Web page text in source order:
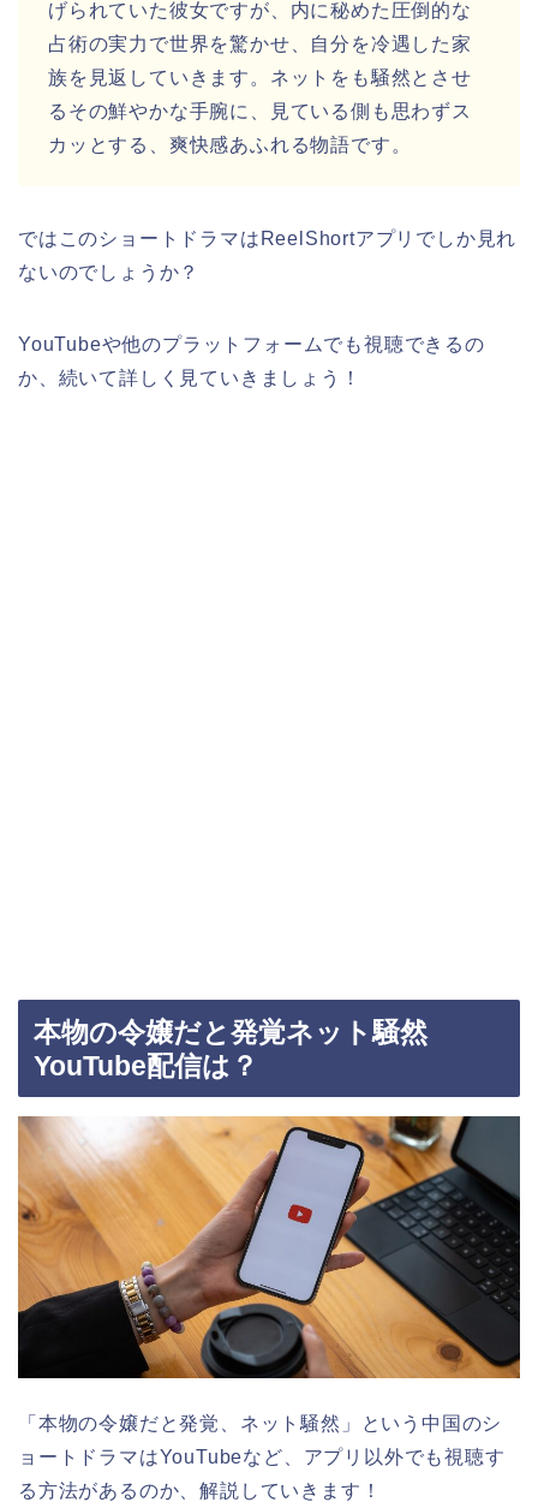
げられていた彼女ですが、内に秘めた圧倒的な
占術の実力で世界を驚かせ、自分を冷遇した家
族を見返していきます。ネットをも騒然とさせ
るその鮮やかな手腕に、見ている側も思わずス
カッとする、爽快感あふれる物語です。
ではこのショートドラマはReelShortアプリでしか見れ
ないのでしょうか？
YouTubeや他のプラットフォームでも視聴できるの
か、続いて詳しく見ていきましょう！
本物の令嬢だと発覚ネット騒然
YouTube配信は？
「本物の令嬢だと発覚、ネット騒然 」
という中国のシ
ョートドラマはYouTubeなど、アプリ以外でも視聴す
る方法があるのか、解説していきます！